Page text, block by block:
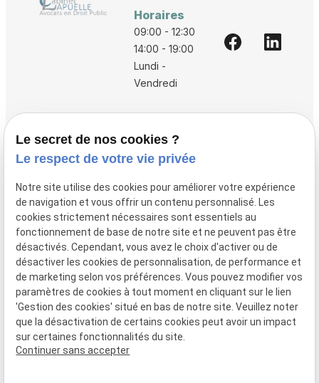
Horaires
09:00 - 12:30
14:00 - 19:00
Lundi -
Vendredi
Vos avocats
Boutique
Domaines de compétences
Actualités
Contact
Mentions
légales
Politique de
confidentialité
Gestion
Plan du
site
Siret :80946148600015
Le secret de nos cookies ?
Le respect de votre vie privée
Notre site utilise des cookies pour améliorer votre expérience
de navigation et vous offrir un contenu personnalisé. Les
cookies strictement nécessaires sont essentiels au
fonctionnement de base de notre site et ne peuvent pas être
désactivés. Cependant, vous avez le choix d'activer ou de
désactiver les cookies de personnalisation, de performance et
de marketing selon vos préférences. Vous pouvez modifier vos
paramètres de cookies à tout moment en cliquant sur le lien
'Gestion des cookies' situé en bas de notre site. Veuillez noter
que la désactivation de certains cookies peut avoir un impact
sur certaines fonctionnalités du site.
Continuer sans accepter